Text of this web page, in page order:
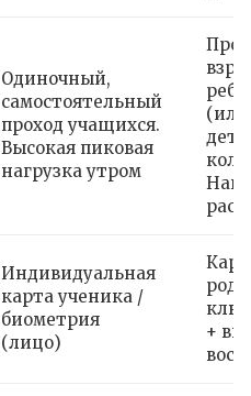
Одиночный,
самостоятельный
проход учащихся.
Высокая пиковая
нагрузка утром
(или
Индивидуальная
карта ученика /
биометрия
(лицо)
+